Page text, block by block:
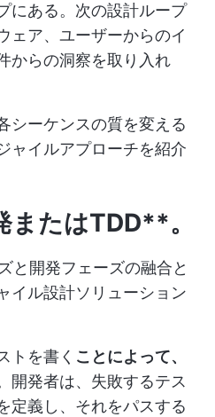
にある。次の設計ループ
ェア、ユーザーからのイ
からの洞察を取り入れ
シーケンスの質を変える
ャイルアプローチを紹介
またはTDD**。
と開発フェーズの融合と
イル設計ソリューション
トを書く ことによって、
開発者は、失敗するテス
定義し、それをパスする